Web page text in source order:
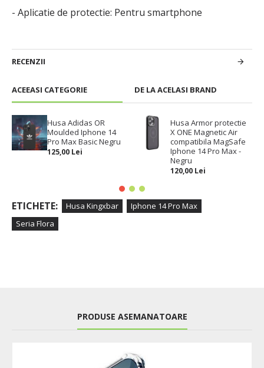
ACEEASI CATEGORIE DE LA ACELASI BRAND
Husa Adidas OR
Moulded Iphone 14
Pro Max Basic Negru
125,00 Lei
Husa Armor protectie
X ONE Magnetic Air
compatibila MagSafe
Iphone 14 Pro Max -
Negru
120,00 Lei
- Aplicatie de protectie: Pentru smartphone
RECENZII
ETICHETE: Husa Kingxbar
Iphone 14 Pro Max
Seria Flora
PRODUSE ASEMANATOARE